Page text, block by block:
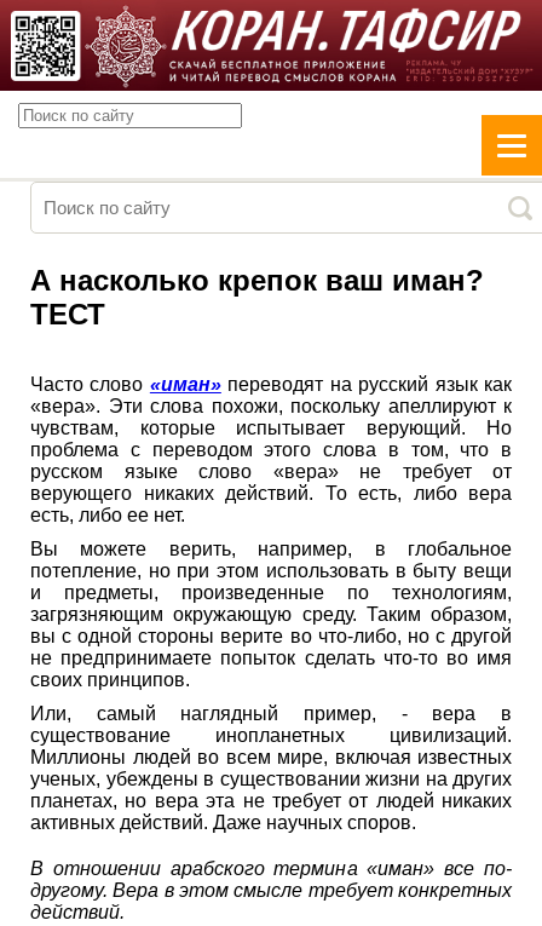
А насколько крепок ваш иман?
ТЕСТ
Часто слово «иман»переводят на русский язык как
«вера». Эти слова похожи, поскольку апеллируют к
чувствам, которые испытывает верующий. Но
проблема с переводом этого слова в том, что в
русском языке слово «вера» не требует от
верующего никаких действий. То есть, либо вера
есть, либо ее нет.
Вы можете верить, например, в глобальное
потепление, но при этом использовать в быту вещи
и предметы, произведенные по технологиям,
загрязняющим окружающую среду. Таким образом,
вы с одной стороны верите во что-либо, но с другой
не предпринимаете попыток сделать что-то во имя
своих принципов.
Или, самый наглядный пример, - вера в
существование инопланетных цивилизаций.
Миллионы людей во всем мире, включая известных
ученых, убеждены в существовании жизни на других
планетах, но вера эта не требует от людей никаких
активных действий. Даже научных споров.
В отношении арабского термина «иман» все по-
другому. Вера в этом смысле требует конкретных
действий.